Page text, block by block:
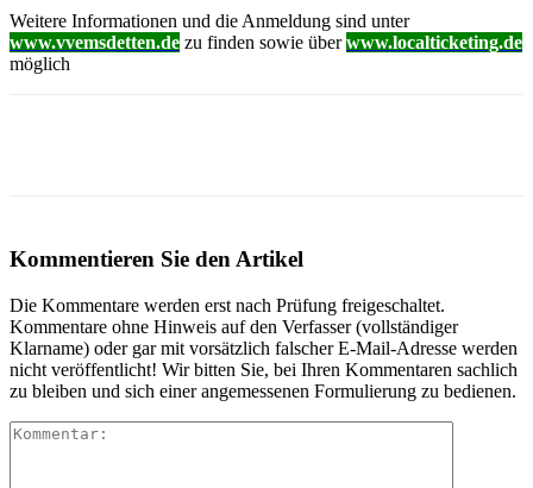
Weitere Informationen und die Anmeldung sind unter
www.vvemsdetten.de zu finden sowie überwww.localticketing.de
möglich
Kommentieren Sie den Artikel
Die Kommentare werden erst nach Prüfung freigeschaltet.
Kommentare ohne Hinweis auf den Verfasser (vollständiger
Klarname) oder gar mit vorsätzlich falscher E-Mail-Adresse werden
nicht veröffentlicht! Wir bitten Sie, bei Ihren Kommentaren sachlich
zu bleiben und sich einer angemessenen Formulierung zu bedienen.